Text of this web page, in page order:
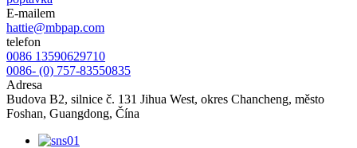
E-mailem
hattie@mbpap.com
telefon
0086 13590629710
0086- (0) 757-83550835
Adresa
Budova B2, silnice č. 131 Jihua West, okres Chancheng, město
Foshan, Guangdong, Čína